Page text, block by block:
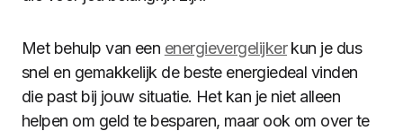
Met behulp van een energievergelijkerkun je dus
snel en gemakkelijk de beste energiedeal vinden
die past bij jouw situatie. Het kan je niet alleen
helpen om geld te besparen, maar ook om over te